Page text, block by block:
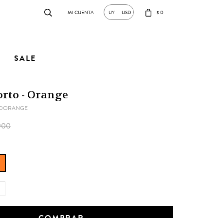
SALE
$0
UY USD
- Orange